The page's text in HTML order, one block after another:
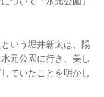
いう堀井新太は、陽
元公園に行き、美し
ていたことを明かし